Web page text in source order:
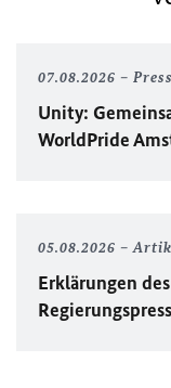
07.08.2026
Unity:
WorldPride
05.08.2026
Erklärungen